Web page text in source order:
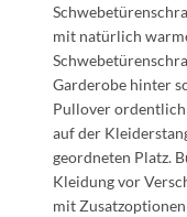
mit natürlich
Garderobe hinter
Pullover ordentlich
auf der
geordneten Platz.
Kleidung vor
mit Zusatzoptionen